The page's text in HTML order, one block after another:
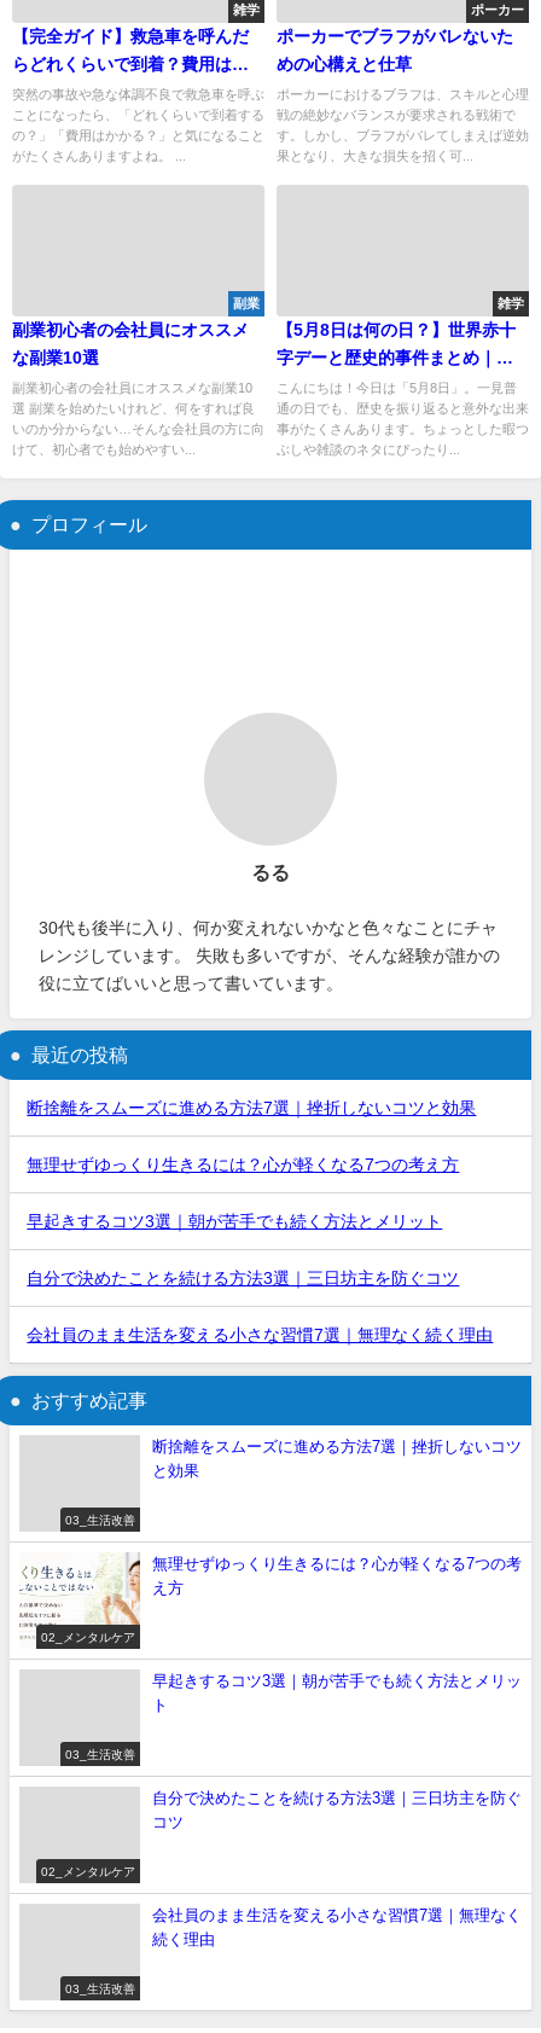
雑学
【完全ガイド】救急車を呼んだ
らどれくらいで到着？費用はか
かる？
突然の事故や急な体調不良で救急車を呼ぶ
ことになったら、「どれくらいで到着する
の？」「費用はかかる？」と気になること
がたくさんありますよね。 ...
ポーカー
ポーカーでブラフがバレないた
めの心構えと仕草
ポーカーにおけるブラフは、スキルと心理
戦の絶妙なバランスが要求される戦術で
す。しかし、ブラフがバレてしまえば逆効
果となり、大きな損失を招く可...
副業
副業初心者の会社員にオススメ
な副業10選
副業初心者の会社員にオススメな副業10
選 副業を始めたいけれど、何をすれば良
いのか分からない…そんな会社員の方に向
けて、初心者でも始めやすい...
雑学
【5月8日は何の日？】世界赤十
字デーと歴史的事件まとめ｜好
奇心くすぐる雑学トピック5選✨
こんにちは！今日は「5月8日」。一見普
通の日でも、歴史を振り返ると意外な出来
事がたくさんあります。ちょっとした暇つ
ぶしや雑談のネタにぴったり...
プロフィール
るる
30代も後半に入り、何か変えれないかなと色々なことにチャ
レンジしています。 失敗も多いですが、そんな経験が誰かの
役に立てばいいと思って書いています。
最近の投稿
断捨離をスムーズに進める方法7選｜挫折しないコツと効果
無理せずゆっくり生きるには？心が軽くなる7つの考え方
早起きするコツ3選｜朝が苦手でも続く方法とメリット
自分で決めたことを続ける方法3選｜三日坊主を防ぐコツ
会社員のまま生活を変える小さな習慣7選｜無理なく続く理由
おすすめ記事
03_生活改善
断捨離をスムーズに進める方法7選｜挫折しないコツ
と効果
02_メンタルケア
無理せずゆっくり生きるには？心が軽くなる7つの考
え方
03_生活改善
早起きするコツ3選｜朝が苦手でも続く方法とメリッ
ト
02_メンタルケア
自分で決めたことを続ける方法3選｜三日坊主を防ぐ
コツ
03_生活改善
会社員のまま生活を変える小さな習慣7選｜無理なく
続く理由